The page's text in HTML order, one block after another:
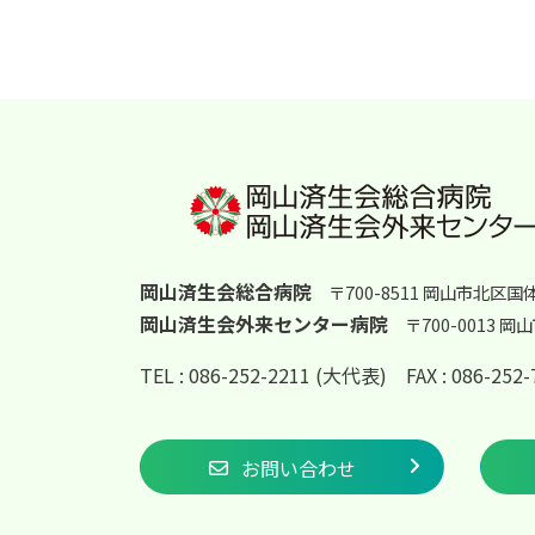
岡山済生会総合病院 〒700-8511 岡山市北区国
岡山済生会外来センター病院 〒700-0013 岡
TEL : 086-252-2211 (大代表) FAX : 086-
お問い合わせ